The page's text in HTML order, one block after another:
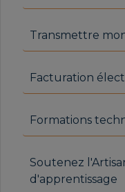
Transmettre
Facturation
Formations
Soutenez
d'apprentissage